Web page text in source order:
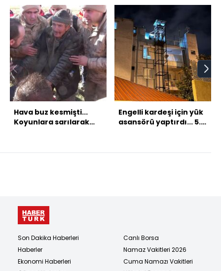
Hava buz kesmişti...
Koyunlara sarılarak
Engelli kardeşi için yük
asansörü yaptırdı... 5.
Son Dakika Haberleri
Haberler
Ekonomi Haberleri
Canlı Borsa
Namaz Vakitleri 2026
Cuma Namazı Vakitleri